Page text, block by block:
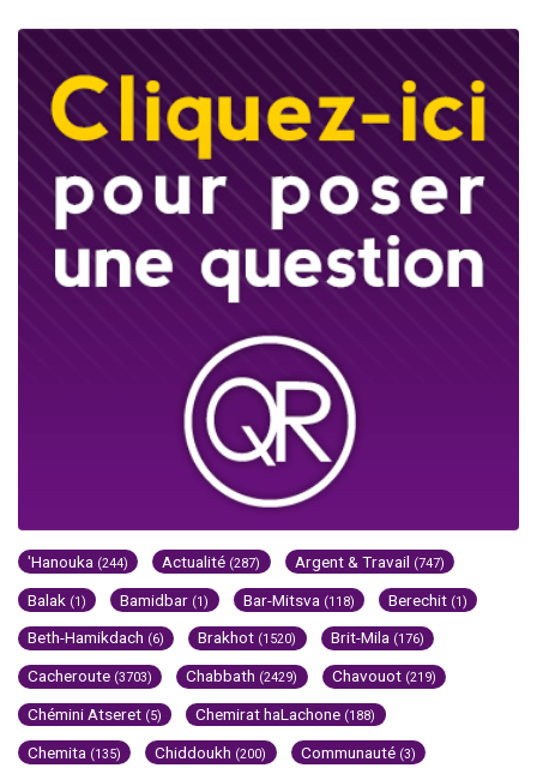
'Hanouka (244) Actualité (287) Argent & Travail (747)
Balak (1) Bamidbar (1) Bar-Mitsva (118) Berechit (1)
Beth-Hamikdach (6) Brakhot (1520) Brit-Mila (176)
Cacheroute (3703) Chabbath (2429) Chavouot (219)
Chémini Atseret (5) Chemirat haLachone (188)
Chemita (135) Chiddoukh (200) Communauté (3)